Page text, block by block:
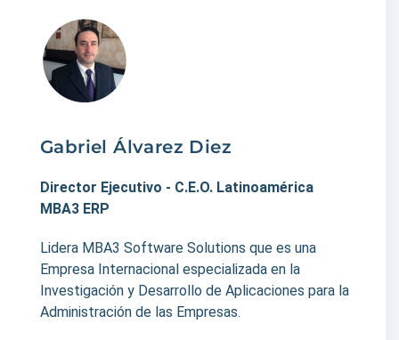
Gabriel Álvarez Diez
Director Ejecutivo - C.E.O. Latinoamérica
MBA3 ERP
Lidera MBA3 Software Solutions que es una
Empresa Internacional especializada en la
Investigación y Desarrollo de Aplicaciones para la
Administración de las Empresas.